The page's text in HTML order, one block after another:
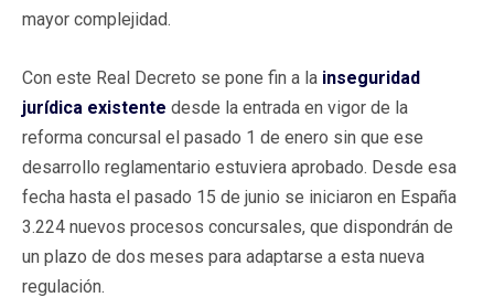
mayor complejidad.
Con este Real Decreto se pone fin a la inseguridad
jurídica existente desde la entrada en vigor de la
reforma concursal el pasado 1 de enero sin que ese
desarrollo reglamentario estuviera aprobado. Desde esa
fecha hasta el pasado 15 de junio se iniciaron en España
3.224 nuevos procesos concursales, que dispondrán de
un plazo de dos meses para adaptarse a esta nueva
regulación.